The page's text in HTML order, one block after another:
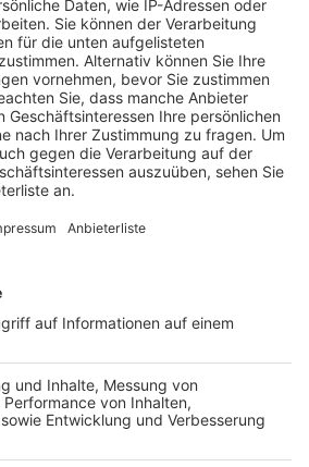
(30. Oktober) hat ein Feuer
am Intro in Bergheim für
der Feuerwehr gesorgt. Es
bei der Kreisleitstelle ein, da
zu sehen war. Die ersten
stellten fest, dass mehrere
standen. Die Feuerwehr konnte
Kontrolle bringen. Verletzt
des entstandenen Schadens
bislang keine Angaben machen.
von Rhein und Erft